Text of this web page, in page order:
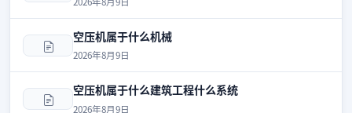
空压机属于什么机械
2026年8月9日
空压机属于什么建筑工程什么系统
2026年8月9日